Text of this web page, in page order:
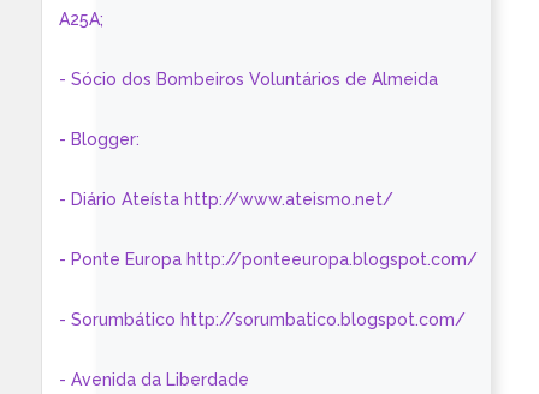
A25A;
- Sócio dos Bombeiros Voluntários de Almeida
- Blogger:
- Diário Ateísta http://www.ateismo.net/
- Ponte Europa http://ponteeuropa.blogspot.com/
- Sorumbático http://sorumbatico.blogspot.com/
- Avenida da Liberdade